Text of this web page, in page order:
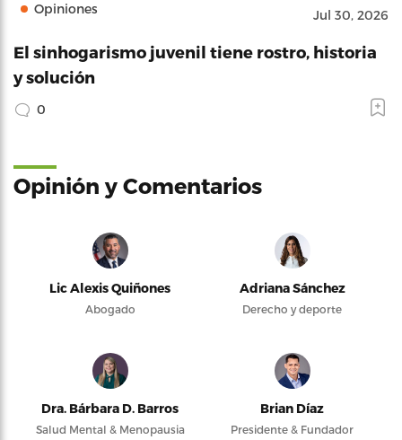
Opiniones Jul 30, 2026
El sinhogarismo juvenil tiene rostro, historia
y solución
0
Opinión y Comentarios
Lic Alexis Quiñones
Abogado
Adriana Sánchez
Derecho y deporte
Dra. Bárbara D. Barros
Salud Mental & Menopausia
Brian Díaz
Presidente & Fundador